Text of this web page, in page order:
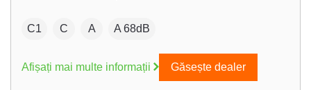
:C1 Fuel efficiency:
C Wet grip:
A :A 68dB
Afișați mai multe informații Găsește dealer